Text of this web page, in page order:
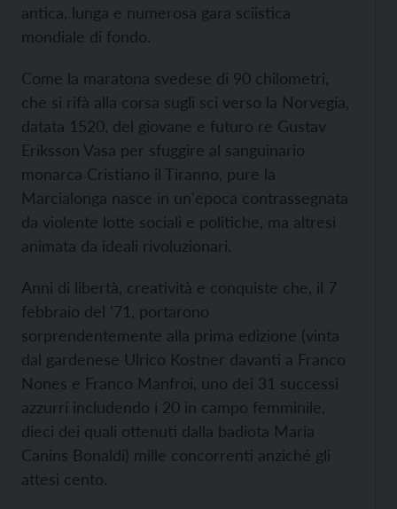
antica, lunga e numerosa gara sciistica
mondiale di fondo.
Come la maratona svedese di 90 chilometri,
che si rifà alla corsa sugli sci verso la Norvegia,
datata 1520, del giovane e futuro re Gustav
Eriksson Vasa per sfuggire al sanguinario
monarca Cristiano il Tiranno, pure la
Marcialonga nasce in un'epoca contrassegnata
da violente lotte sociali e politiche, ma altresì
animata da ideali rivoluzionari.
Anni di libertà, creatività e conquiste che, il 7
febbraio del '71, portarono
sorprendentemente alla prima edizione (vinta
dal gardenese Ulrico Kostner davanti a Franco
Nones e Franco Manfroi, uno dei 31 successi
azzurri includendo i 20 in campo femminile,
dieci dei quali ottenuti dalla badiota Maria
Canins Bonaldi) mille concorrenti anziché gli
attesi cento.